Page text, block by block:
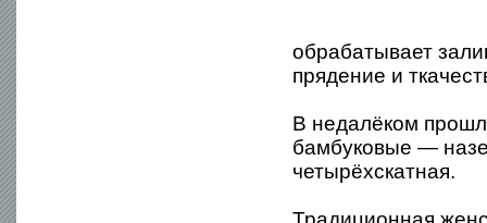
обрабатывает
прядение и
В недалёком
бамбуковые —
четырёхскатная.